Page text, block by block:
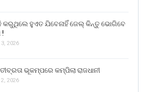
କରୁଥିଲେ ହୁଏତ ଯିବେନାହିଁ ଜେଲ୍ କିନ୍ତୁ ଭୋଗିବେ
!
2026
ଭୂକମ୍ପରେ କମ୍ପିଲା ରାଜଧାନୀ
2026